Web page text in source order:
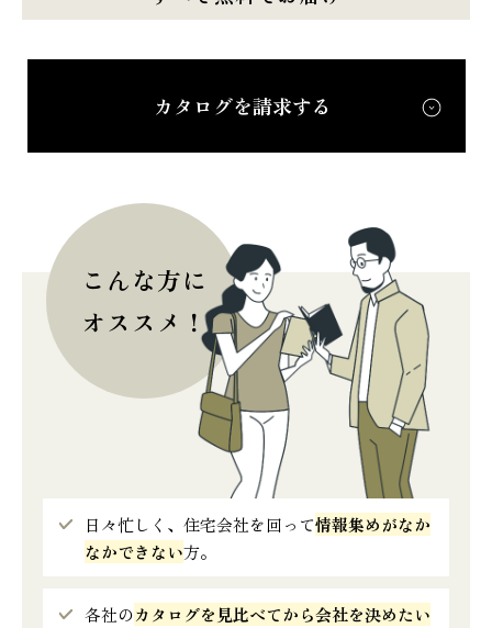
カタログを請求する
こんな方に
オススメ！
日々忙しく、住宅会社を回って情報集めがなか
なかできない方。
各社のカタログを見比べてから会社を決めたい